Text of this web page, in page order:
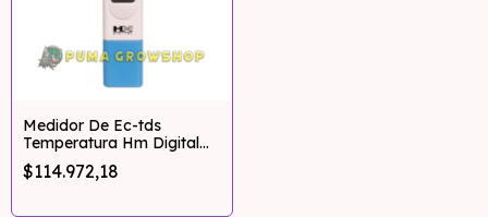
Medidor De Ec-tds
Temperatura Hm Digital
Com-80
$114.972,18